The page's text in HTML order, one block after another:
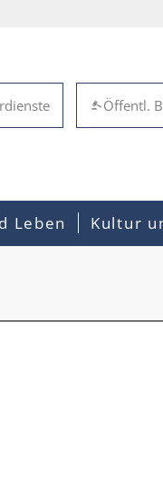
Öffentl.
Leben Kultur